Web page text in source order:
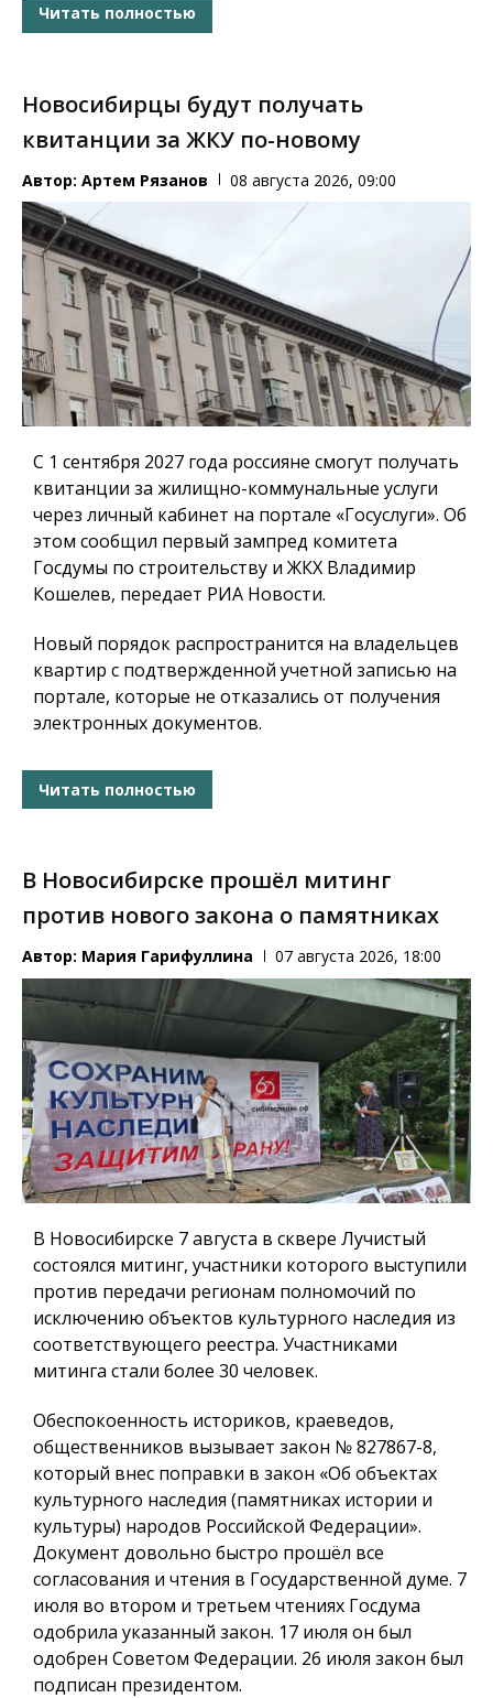
Читать полностью
Новосибирцы будут получать
квитанции за ЖКУ по-новому
Автор: Артем Рязанов 08 августа 2026, 09:00
С 1 сентября 2027 года россияне смогут получать
квитанции за жилищно-коммунальные услуги
через личный кабинет на портале «Госуслуги». Об
этом сообщил первый зампред комитета
Госдумы по строительству и ЖКХ Владимир
Кошелев, передает РИА Новости.
Новый порядок распространится на владельцев
квартир с подтвержденной учетной записью на
портале, которые не отказались от получения
электронных документов.
Читать полностью
В Новосибирске прошёл митинг
против нового закона о памятниках
Автор: Мария Гарифуллина 07 августа 2026, 18:00
В Новосибирске 7 августа в сквере Лучистый
состоялся митинг, участники которого выступили
против передачи регионам полномочий по
исключению объектов культурного наследия из
соответствующего реестра. Участниками
митинга стали более 30 человек.
Обеспокоенность историков, краеведов,
общественников вызывает закон № 827867-8,
который внес поправки в закон «Об объектах
культурного наследия (памятниках истории и
культуры) народов Российской Федерации».
Документ довольно быстро прошёл все
согласования и чтения в Государственной думе. 7
июля во втором и третьем чтениях Госдума
одобрила указанный закон. 17 июля он был
одобрен Советом Федерации. 26 июля закон был
подписан президентом.